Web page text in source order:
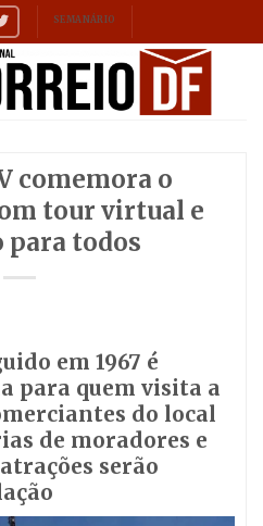
SEMANÁRIO
comemora o
tour virtual e
para todos
em 1967 é
para quem visita a
do local
de moradores e
serão